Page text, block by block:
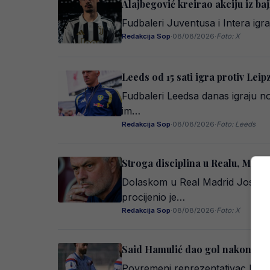
Alajbegović kreirao akciju iz
Fudbaleri Juventusa i Intera
Redakcija Sop·08/08/2026·Foto: X
Leeds od 15 sati igra protiv
Fudbaleri Leedsa danas igraju
im…
Redakcija Sop·08/08/2026·Foto: Leeds
Stroga disciplina u Realu,
Dolaskom u Real Madrid José
procijenio je…
Redakcija Sop·08/08/2026·Foto: X
Said Hamulić dao gol nakon